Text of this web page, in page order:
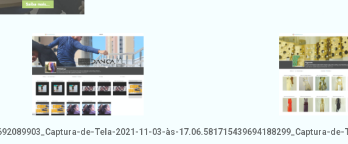
de-Tela-2021-11-03-às-17.06.581715439694188299_Captura-